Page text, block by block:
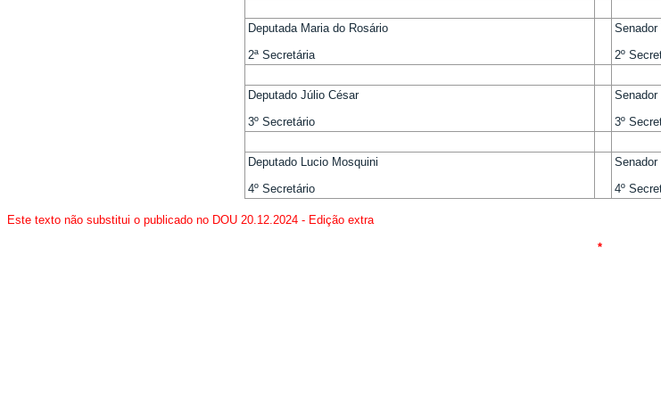
Deputada Maria do Rosário
2ª Secretária
Senador
2º
Deputado Júlio César
3º Secretário
Senador
3º
Deputado Lucio Mosquini
4º Secretário
4º
Este texto não substitui o publicado no DOU 20.12.2024 - Edição extra
*